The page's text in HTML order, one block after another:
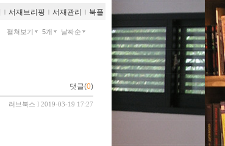
ｌ 서재브리핑 ｌ 서재관리 ｌ 북플
펼쳐보기 5개 날짜순
댓글(0)
러브북스 l 2019-03-19 17:27